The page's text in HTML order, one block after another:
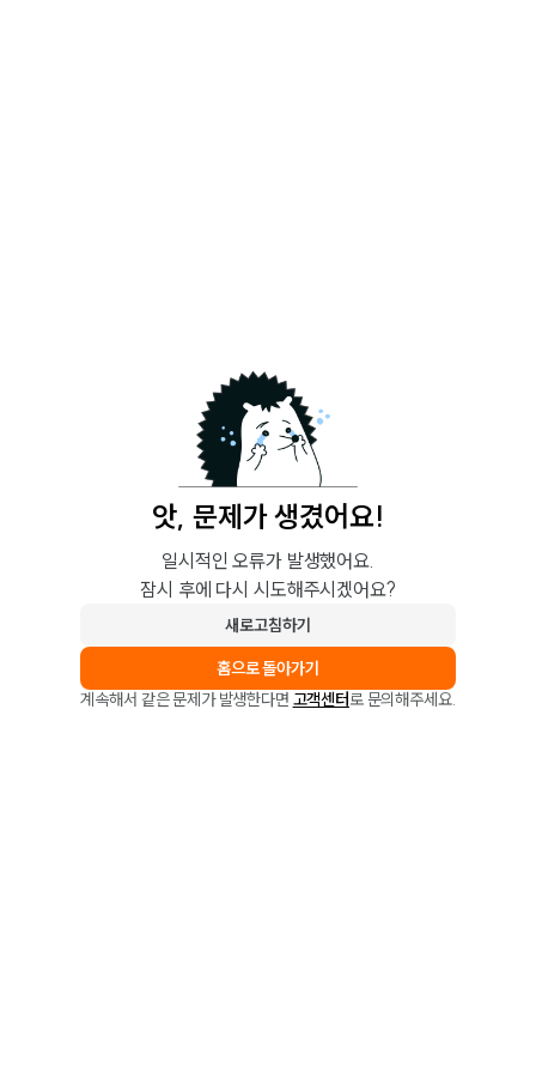
앗, 문제가 생겼어요!
일시적인 오류가 발생했어요.
잠시 후에 다시 시도해주시겠어요?
새로고침하기
홈으로 돌아가기
계속해서 같은 문제가 발생한다면 고객센터로 문의해주세요.